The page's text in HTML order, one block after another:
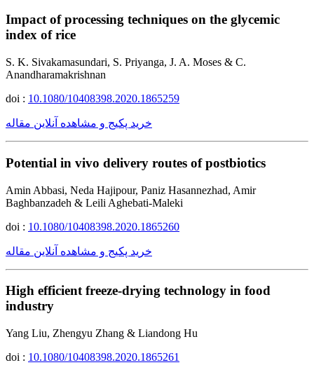
Impact of processing techniques on the glycemic
index of rice
S. K. Sivakamasundari, S. Priyanga, J. A. Moses & C.
Anandharamakrishnan
doi : 10.1080/10408398.2020.1865259
خرید پکیج و مشاهده آنلاین مقاله
Potential in vivo delivery routes of postbiotics
Amin Abbasi, Neda Hajipour, Paniz Hasannezhad, Amir
Baghbanzadeh & Leili Aghebati-Maleki
doi : 10.1080/10408398.2020.1865260
خرید پکیج و مشاهده آنلاین مقاله
High efficient freeze-drying technology in food
industry
Yang Liu, Zhengyu Zhang & Liandong Hu
doi : 10.1080/10408398.2020.1865261